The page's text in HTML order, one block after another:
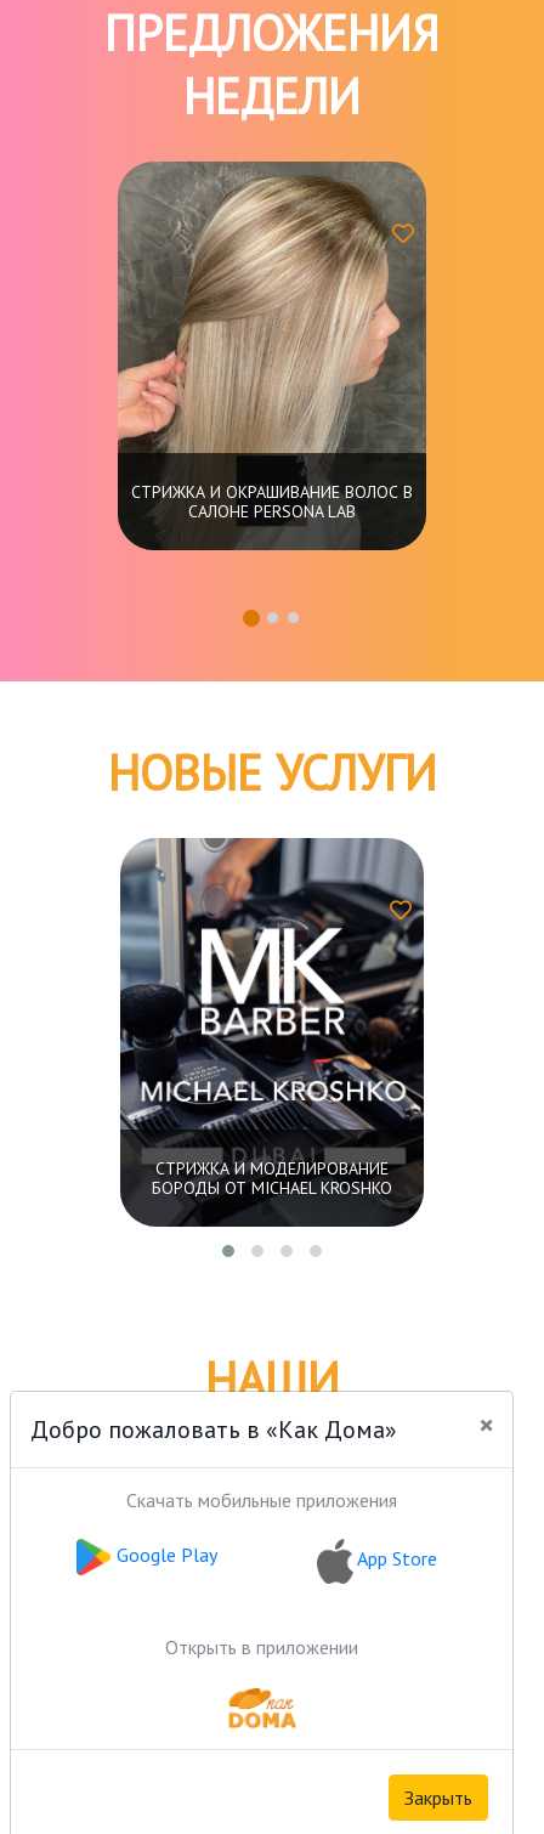
ПРЕДЛОЖЕНИЯ
НЕДЕЛИ
СТРИЖКА И ОКРАШИВАНИЕ ВОЛОС В
САЛОНЕ PERSONA LAB
НОВЫЕ УСЛУГИ
СТРИЖКА И МОДЕЛИРОВАНИЕ
БОРОДЫ ОТ MICHAEL KROSHKO
НАШИ
РЕКОМЕНДАЦИИ
Добро пожаловать в «Как Дома» ×
Скачать мобильные приложения
Google Play App Store
Открыть в приложении
Закрыть